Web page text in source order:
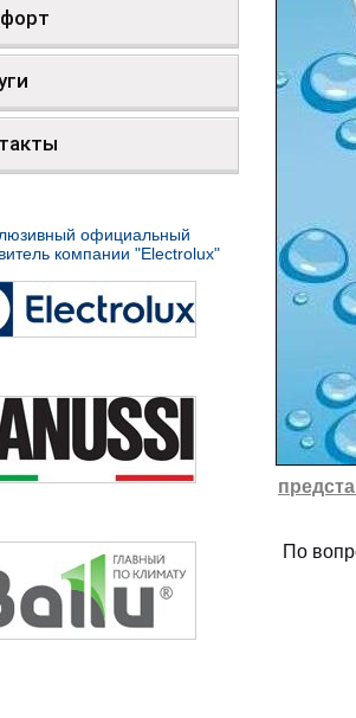
официальный
компании "Electrolux"
По